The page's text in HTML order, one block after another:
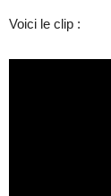
Voici le clip :